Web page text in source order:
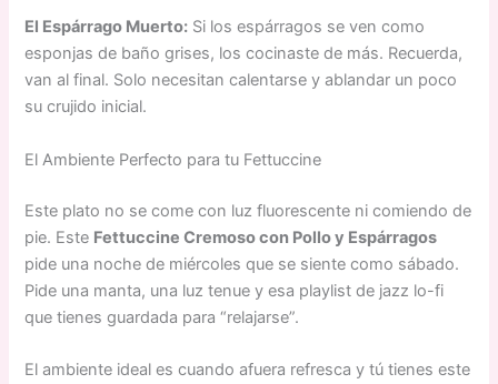
El Espárrago Muerto: Si los espárragos se ven como
esponjas de baño grises, los cocinaste de más. Recuerda,
van al final. Solo necesitan calentarse y ablandar un poco
su crujido inicial.
El Ambiente Perfecto para tu Fettuccine
Este plato no se come con luz fluorescente ni comiendo de
pie. Este Fettuccine Cremoso con Pollo y Espárragos
pide una noche de miércoles que se siente como sábado.
Pide una manta, una luz tenue y esa playlist de jazz lo-fi
que tienes guardada para “relajarse”.
El ambiente ideal es cuando afuera refresca y tú tienes este